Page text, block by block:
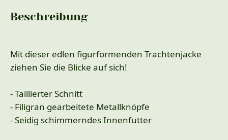
Beschreibung
Mit dieser edlen figurformenden Trachtenjacke
ziehen Sie die Blicke auf sich!
- Taillierter Schnitt
- Filigran gearbeitete Metallknöpfe
- Seidig schimmerndes Innenfutter